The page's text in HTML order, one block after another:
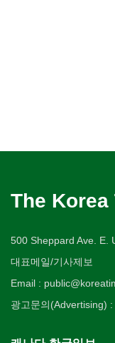
The
500 Sheppard Ave. E.
대표메일/기사제보
Email :
광고문의(Advertising) :